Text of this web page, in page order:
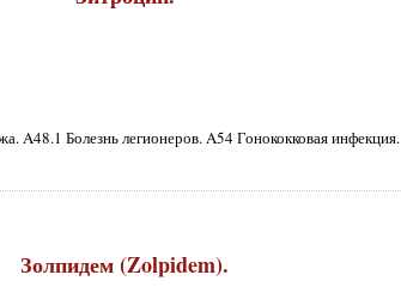
A48.1 Болезнь легионеров. A54 Гонококковая инфекция.
Золпидем (Zolpidem).